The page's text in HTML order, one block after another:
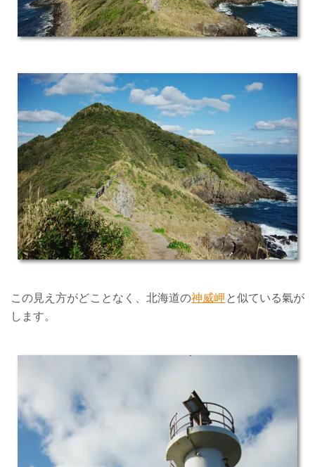
この見え方がどことなく、北海道の神威岬 と似ている氣が
します。